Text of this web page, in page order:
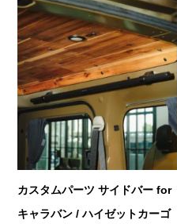
カスタムパーツ サイドバー for
キャラバン / ハイゼットカーゴ